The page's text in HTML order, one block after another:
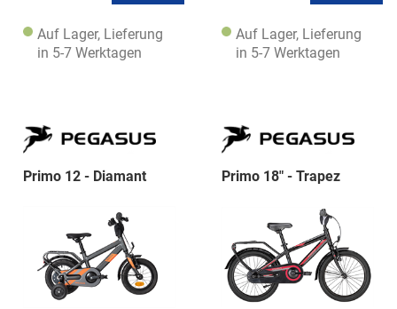
Auf Lager, Lieferung
in 5-7 Werktagen
Auf Lager, Lieferung
in 5-7 Werktagen
Primo 12 - Diamant Primo 18" - Trapez